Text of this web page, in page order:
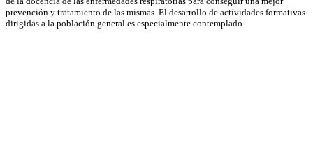
prevención y tratamiento de las mismas. El desarrollo de actividades formativas
dirigidas a la población general es especialmente contemplado.